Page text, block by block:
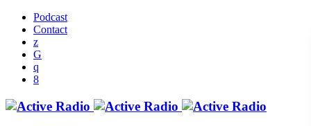
Podcast
Contact